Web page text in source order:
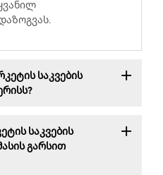
საკვების
საკვების
გარსით